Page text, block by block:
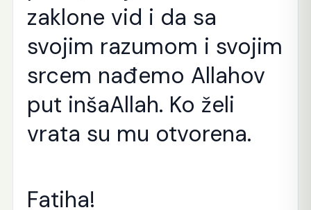
zaklone vid i da sa
svojim razumom i svojim
srcem nađemo Allahov
put inšaAllah. Ko želi
vrata su mu otvorena.
Fatiha!